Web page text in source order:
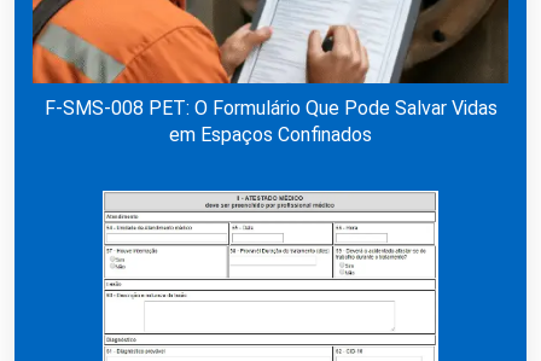
F-SMS-008 PET: O Formulário Que Pode Salvar Vidas
em Espaços Confinados